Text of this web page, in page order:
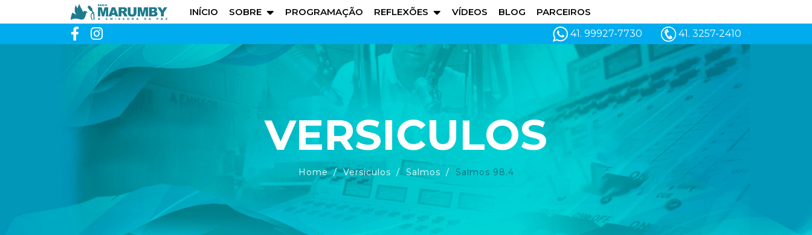
INÍCIO SOBRE PROGRAMAÇÃO REFLEXÕES VÍDEOS BLOG
PARCEIROS
41. 99927-7730
41. 3257-2410
VERSICULOS
Home Versiculos Salmos Salmos 98.4